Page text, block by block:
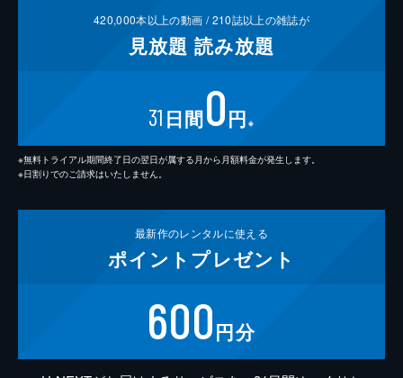
420,000本以上の動画 /210誌以上の雑誌が
見放題 読み放題
31 日間0円 ※
※無料トライアル期間終了日の翌日が属する月から月額料金が発生します。
※日割りでのご請求はいたしません。
最新作のレンタルに使える
ポイント プレゼント
600円分